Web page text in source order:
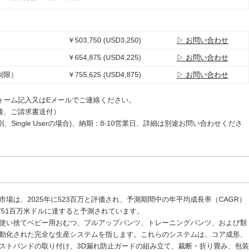
￥503,750 (USD3,250) ▷ お問い合わせ
￥654,875 (USD4,225) ▷ お問い合わせ
） ￥755,625 (USD4,875) ▷ お問い合わせ
ム記入又はEメールでご連絡ください。
ご請求書送付）
、Single Userの場合)、納期：8-10営業日、詳細は別途お問い合わせくださ
場は、2025年に523百万と評価され、予測期間中の年平均成長率（CAGR）
百万米ドルに達すると予測されています。
い捨てベビー用おむつ、プルアップパンツ、トレーニングパンツ、および類
化された完全な生産システムを指します。これらのシステムは、コア成形、
トバンドの取り付け、3D漏れ防止ガードの組み立て、裁断・折り畳み、包装